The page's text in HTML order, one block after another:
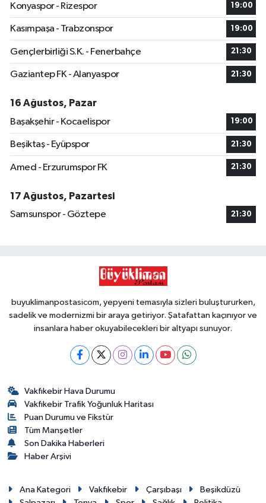
Konyaspor - Rizespor
19:00
Kasımpaşa - Trabzonspor 19:00
Gençlerbirliği S.K. - Fenerbahçe 21:30
Gaziantep FK - Alanyaspor 21:30
16 Ağustos, Pazar
Başakşehir - Kocaelispor
19:00
Beşiktaş - Eyüpspor 21:30
Amed - Erzurumspor FK 21:30
17 Ağustos, Pazartesi
Samsunspor - Göztepe
21:30
buyuklimanpostasicom, yepyeni temasıyla sizleri buluştururken,
sadelik ve modernizmi bir araya getiriyor. Şatafattan kaçınıyor ve
insanlara haber okuyabilecekleri bir altyapı sunuyor.
Vakfıkebir Hava Durumu
Vakfıkebir Trafik Yoğunluk Haritası
Puan Durumu ve Fikstür
Tüm Manşetler
Son Dakika Haberleri
Haber Arşivi
Ana Kategori Vakfıkebir Çarşıbaşı
Beşikdüzü